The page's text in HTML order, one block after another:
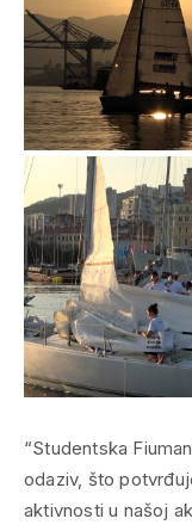
“Studentska
odaziv, što
aktivnosti u našoj